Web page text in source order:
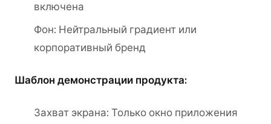
включена
Фон: Нейтральный градиент или
корпоративный бренд
Шаблон демонстрации продукта:
Захват экрана: Только окно приложения